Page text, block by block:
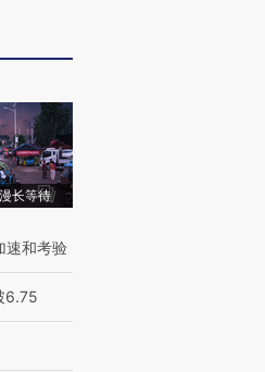
长等待
速和考验
6.75